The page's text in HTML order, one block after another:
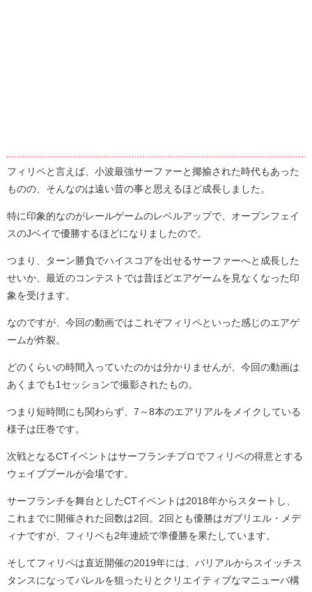
フィリペと言えば、小波最強サーファーと揶揄された時代もあった
ものの、そんなのは遠い昔の事と思えるほど成長しました。
特に印象的なのがレールゲームのレベルアップで、オープンフェイ
スのJベイで優勝するほどになりましたので。
つまり、ターン勝負でハイスコアを出せるサーファーへと成長した
せいか、最近のコンテストでは昔ほどエアゲームを見なくなった印
象を受けます。
なのですが、今回の動画ではこれぞフィリペといった感じのエアゲ
ームが炸裂。
どのくらいの時間入っていたのかは分かりませんが、今回の動画は
あくまでも1セッションで撮影されたもの。
つまり短時間にも関わらず、7～8本のエアリアルをメイクしている
様子は圧巻です。
次戦となるCTイベントはサーフランチプロでフィリペの得意とする
ウェイブプールが会場です。
サーフランチを舞台としたCTイベントは2018年からスタートし、
これまでに開催された回数は2回。2回とも優勝はガブリエル・メデ
ィナですが、フィリペも2年連続で準優勝を果たしています。
そしてフィリペは直近開催の2019年には、バリアルからスイッチス
タンスになってバレルを狙ったりとクリエイティブなマニューバ構